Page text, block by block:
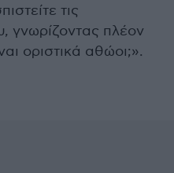
τις
γνωρίζοντας πλέον
οριστικά αθώοι;».